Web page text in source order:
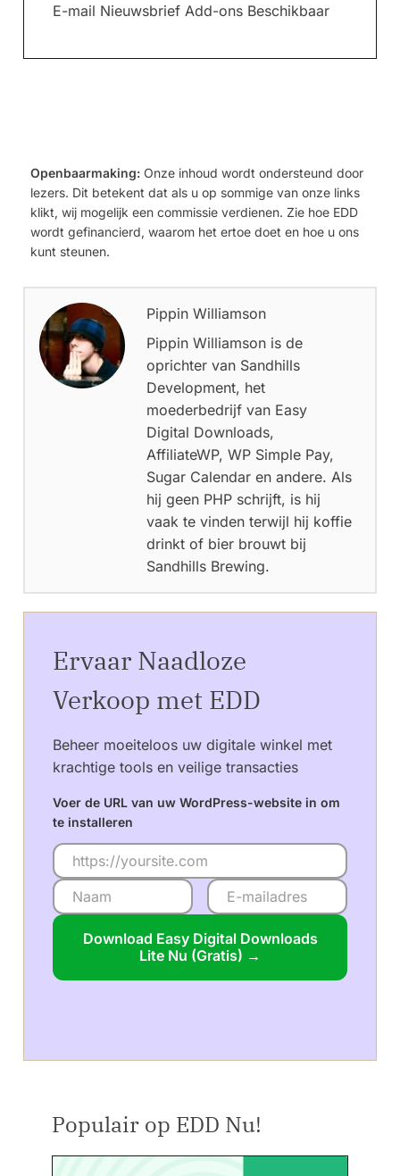
E-mail Nieuwsbrief Add-ons Beschikbaar
Openbaarmaking: Onze inhoud wordt ondersteund door
lezers. Dit betekent dat als u op sommige van onze links
klikt, wij mogelijk een commissie verdienen. Zie hoe EDD
wordt gefinancierd, waarom het ertoe doet en hoe u ons
kunt steunen.
Pippin Williamson
Pippin Williamson is de
oprichter van Sandhills
Development, het
moederbedrijf van Easy
Digital Downloads,
AffiliateWP, WP Simple Pay,
Sugar Calendar en andere. Als
hij geen PHP schrijft, is hij
vaak te vinden terwijl hij koffie
drinkt of bier brouwt bij
Sandhills Brewing.
Ervaar Naadloze
Verkoop met EDD
Beheer moeiteloos uw digitale winkel met
krachtige tools en veilige transacties
Voer de URL van uw WordPress-website in om
te installeren
Download Easy Digital Downloads
Lite Nu (Gratis) →
Populair op EDD Nu!